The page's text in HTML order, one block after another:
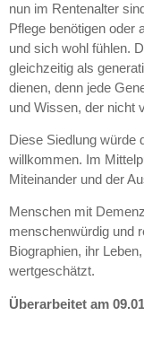
nun im Rentenalter
Pflege benötigen oder
und sich wohl fühlen.
gleichzeitig als
dienen, denn jede
und Wissen, der nicht
Diese Siedlung würde
willkommen. Im
Miteinander und der
Menschen mit
menschenwürdig und
Biographien, ihr
wertgeschätzt.
Überarbeitet am